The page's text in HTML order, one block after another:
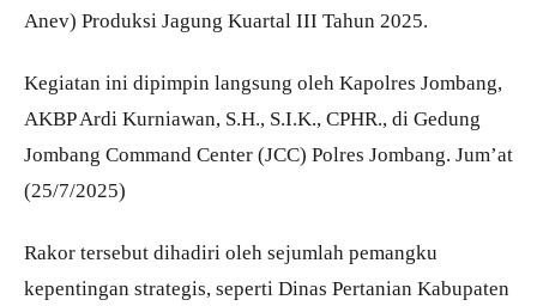
Anev) Produksi Jagung Kuartal III Tahun 2025.
Kegiatan ini dipimpin langsung oleh Kapolres Jombang,
AKBP Ardi Kurniawan, S.H., S.I.K., CPHR., di Gedung
Jombang Command Center (JCC) Polres Jombang. Jum’at
(25/7/2025)
Rakor tersebut dihadiri oleh sejumlah pemangku
kepentingan strategis, seperti Dinas Pertanian Kabupaten